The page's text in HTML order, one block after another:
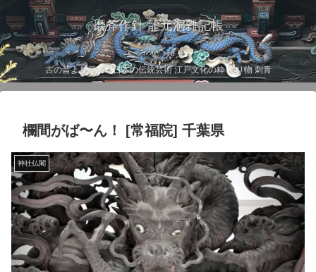
磨斧作針 龍元洞雑記帳
古の昔より伝わる日本の伝統芸術 江戸文化の粋 彫り物 刺青
欄間がば〜ん！ [常福院] 千葉県
神社仏閣